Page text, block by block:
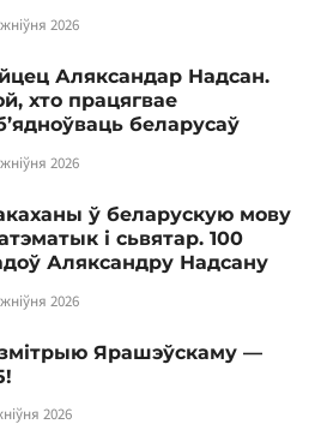
2026
Аляксандар Надсан.
хто працягвае
беларусаў
2026
ў беларускую мову
і сьвятар. 100
Аляксандру Надсану
2026
Ярашэўскаму —
2026